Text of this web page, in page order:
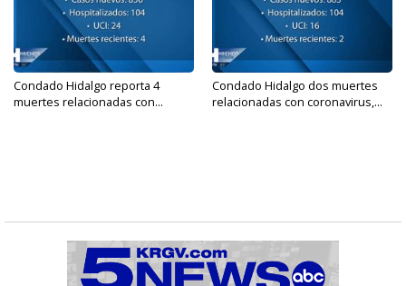
Condado Hidalgo reporta 4
muertes relacionadas con...
Condado Hidalgo dos muertes
relacionadas con coronavirus,...